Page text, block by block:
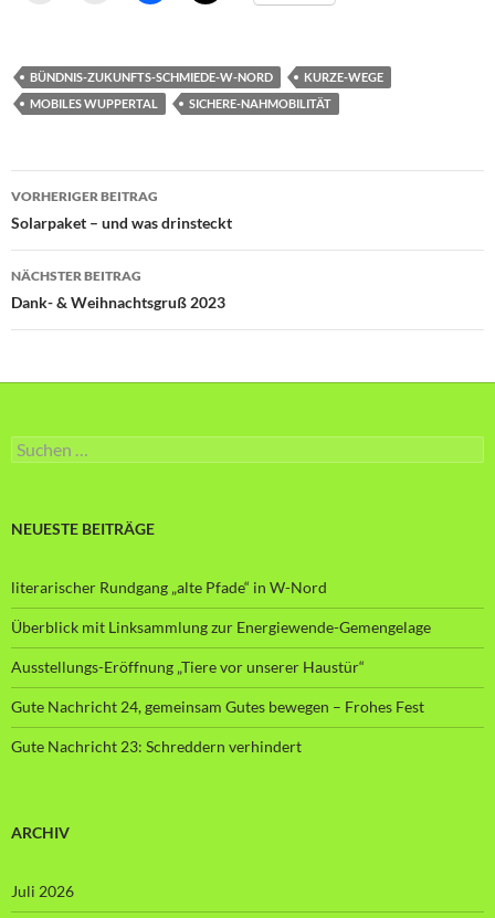
BÜNDNIS-ZUKUNFTS-SCHMIEDE-W-NORD
KURZE-WEGE
MOBILES WUPPERTAL
SICHERE-NAHMOBILITÄT
Beitragsnavigation
VORHERIGER BEITRAG
Solarpaket – und was drinsteckt
NÄCHSTER BEITRAG
Dank- & Weihnachtsgruß 2023
Suche
nach:
NEUESTE BEITRÄGE
literarischer Rundgang „alte Pfade“ in W-Nord
Überblick mit Linksammlung zur Energiewende-Gemengelage
Ausstellungs-Eröffnung „Tiere vor unserer Haustür“
Gute Nachricht 24, gemeinsam Gutes bewegen – Frohes Fest
Gute Nachricht 23: Schreddern verhindert
ARCHIV
Juli 2026